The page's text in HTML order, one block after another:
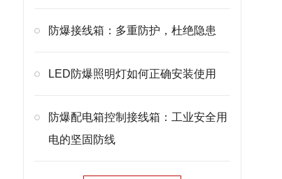
防爆接线箱：多重防护，杜绝隐患
LED防爆照明灯如何正确安装使用
防爆配电箱控制接线箱：工业安全用
电的坚固防线